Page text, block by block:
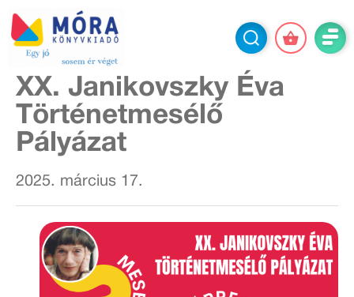
XX. Janikovszky Éva
Történetmesélő
Pályázat
2025. március 17.